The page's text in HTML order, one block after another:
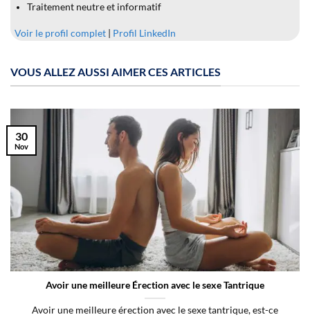
Traitement neutre et informatif
Voir le profil complet Profil LinkedIn
VOUS ALLEZ AUSSI AIMER CES ARTICLES
Avoir une meilleure Érection avec le sexe Tantrique
Avoir une meilleure érection avec le sexe tantrique, est-ce
30
Nov